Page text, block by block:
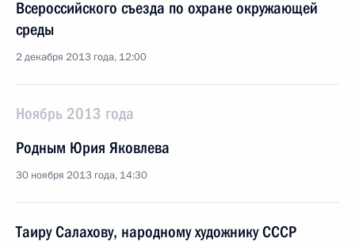
Всероссийского съезда по охране окружающей
среды
2 декабря 2013 года, 12:00
Ноябрь 2013 года
Родным Юрия Яковлева
30 ноября 2013 года, 14:30
Таиру Салахову, народному художнику СССР